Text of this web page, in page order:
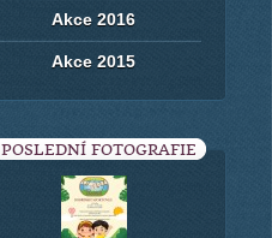
Akce 2016
Akce 2015
POSLEDNÍ FOTOGRAFIE